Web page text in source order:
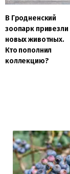
В Гродненский
зоопарк привезли
новых животных.
Кто пополнил
коллекцию?